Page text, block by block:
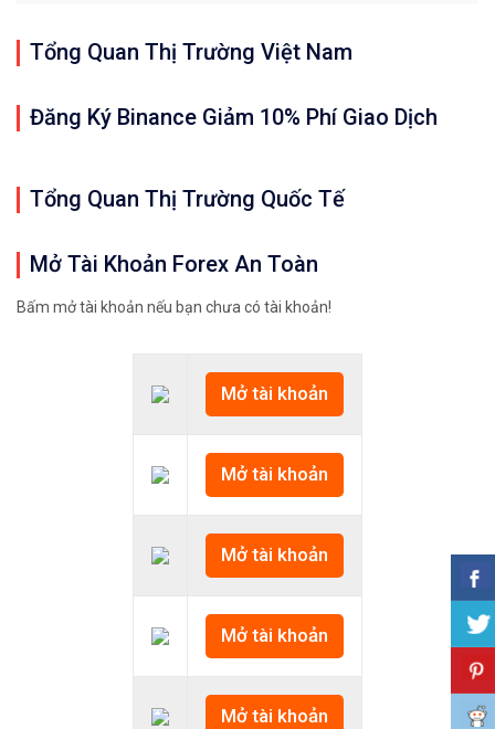
Tổng Quan Thị Trường Việt Nam
Đăng Ký Binance Giảm 10% Phí Giao Dịch
Tổng Quan Thị Trường Quốc Tế
Mở Tài Khoản Forex An Toàn
Bấm mở tài khoản nếu bạn chưa có tài khoản!
Mở tài khoản
Mở tài khoản
Mở tài khoản
Mở tài khoản
Mở tài khoản